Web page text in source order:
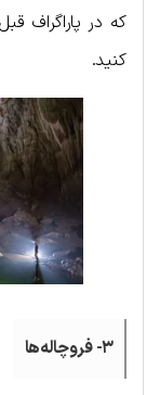
که در پاراگراف
کنید.
۳- فروچاله‌ها